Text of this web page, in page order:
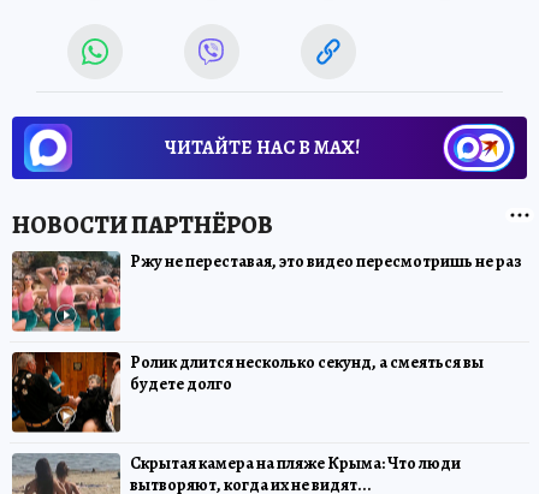
ЧИТАЙТЕ НАС В МАХ!
Ржу не переставая, это видео пересмотришь не раз
Ролик длится несколько секунд, а смеяться вы
будете долго
Скрытая камера на пляже Крыма: Что люди
вытворяют, когда их не видят...